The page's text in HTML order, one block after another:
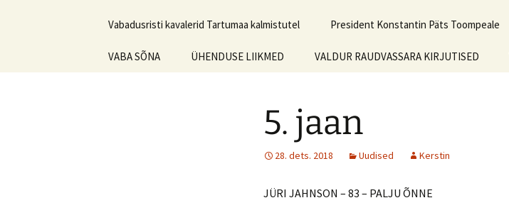
Vabadusristi kavalerid Tartumaa kalmistutel President Konstantin Päts Toompeale
VABA SÕNA ÜHENDUSE LIIKMED VALDUR RAUDVASSARA KIRJUTISED
5. jaan
28. dets. 2018 Uudised Kerstin
JÜRI JAHNSON – 83 – PALJU ÕNNE